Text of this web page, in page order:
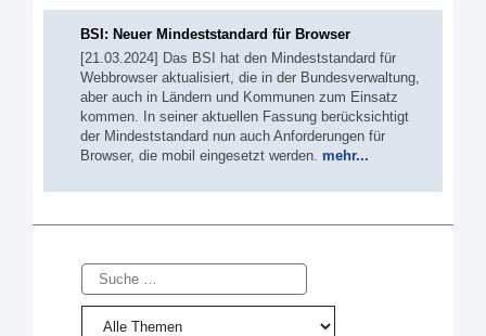
BSI: Neuer Mindeststandard für Browser
[21.03.2024] Das BSI hat den Mindeststandard für
Webbrowser aktualisiert, die in der Bundesverwaltung,
aber auch in Ländern und Kommunen zum Einsatz
kommen. In seiner aktuellen Fassung berücksichtigt
der Mindeststandard nun auch Anforderungen für
Browser, die mobil eingesetzt werden. mehr...
Suche